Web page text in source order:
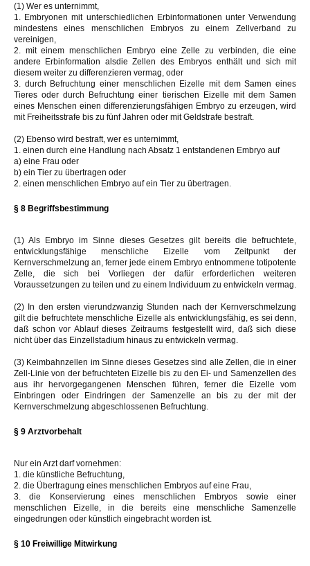
(1) Wer es unternimmt,
1. Embryonen mit unterschiedlichen Erbinformationen unter Verwendung
mindestens eines menschlichen Embryos zu einem Zellverband zu
vereinigen,
2. mit einem menschlichen Embryo eine Zelle zu verbinden, die eine
andere Erbinformation alsdie Zellen des Embryos enthält und sich mit
diesem weiter zu differenzieren vermag, oder
3. durch Befruchtung einer menschlichen Eizelle mit dem Samen eines
Tieres oder durch Befruchtung einer tierischen Eizelle mit dem Samen
eines Menschen einen differenzierungsfähigen Embryo zu erzeugen, wird
mit Freiheitsstrafe bis zu fünf Jahren oder mit Geldstrafe bestraft.
(2) Ebenso wird bestraft, wer es unternimmt,
1. einen durch eine Handlung nach Absatz 1 entstandenen Embryo auf
a) eine Frau oder
b) ein Tier zu übertragen oder
2. einen menschlichen Embryo auf ein Tier zu übertragen.
§ 8 Begriffsbestimmung
(1) Als Embryo im Sinne dieses Gesetzes gilt bereits die befruchtete,
entwicklungsfähige menschliche Eizelle vom Zeitpunkt der
Kernverschmelzung an, ferner jede einem Embryo entnommene totipotente
Zelle, die sich bei Vorliegen der dafür erforderlichen weiteren
Voraussetzungen zu teilen und zu einem Individuum zu entwickeln vermag.
(2) In den ersten vierundzwanzig Stunden nach der Kernverschmelzung
gilt die befruchtete menschliche Eizelle als entwicklungsfähig, es sei denn,
daß schon vor Ablauf dieses Zeitraums festgestellt wird, daß sich diese
nicht über das Einzellstadium hinaus zu entwickeln vermag.
(3) Keimbahnzellen im Sinne dieses Gesetzes sind alle Zellen, die in einer
Zell-Linie von der befruchteten Eizelle bis zu den Ei- und Samenzellen des
aus ihr hervorgegangenen Menschen führen, ferner die Eizelle vom
Einbringen oder Eindringen der Samenzelle an bis zu der mit der
Kernverschmelzung abgeschlossenen Befruchtung.
§ 9 Arztvorbehalt
Nur ein Arzt darf vornehmen:
1. die künstliche Befruchtung,
2. die Übertragung eines menschlichen Embryos auf eine Frau,
3. die Konservierung eines menschlichen Embryos sowie einer
menschlichen Eizelle, in die bereits eine menschliche Samenzelle
eingedrungen oder künstlich eingebracht worden ist.
§ 10 Freiwillige Mitwirkung